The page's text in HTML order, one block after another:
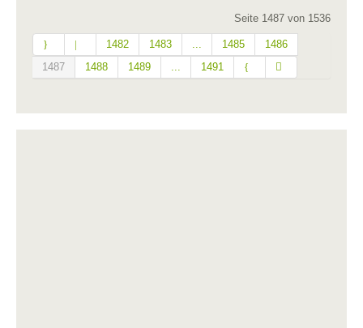
Seite 1487 von 1536
1482 1483 1485
1486
1487
1488 1489 1491